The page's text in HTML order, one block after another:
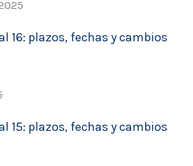
16: plazos, fechas y cambios
15: plazos, fechas y cambios